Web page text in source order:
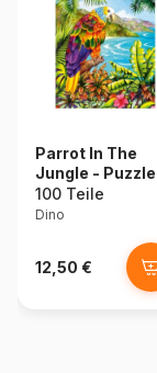
Parrot In The
Jungle - Puzzle
Neon
100 Teile
Dino
12,50 €